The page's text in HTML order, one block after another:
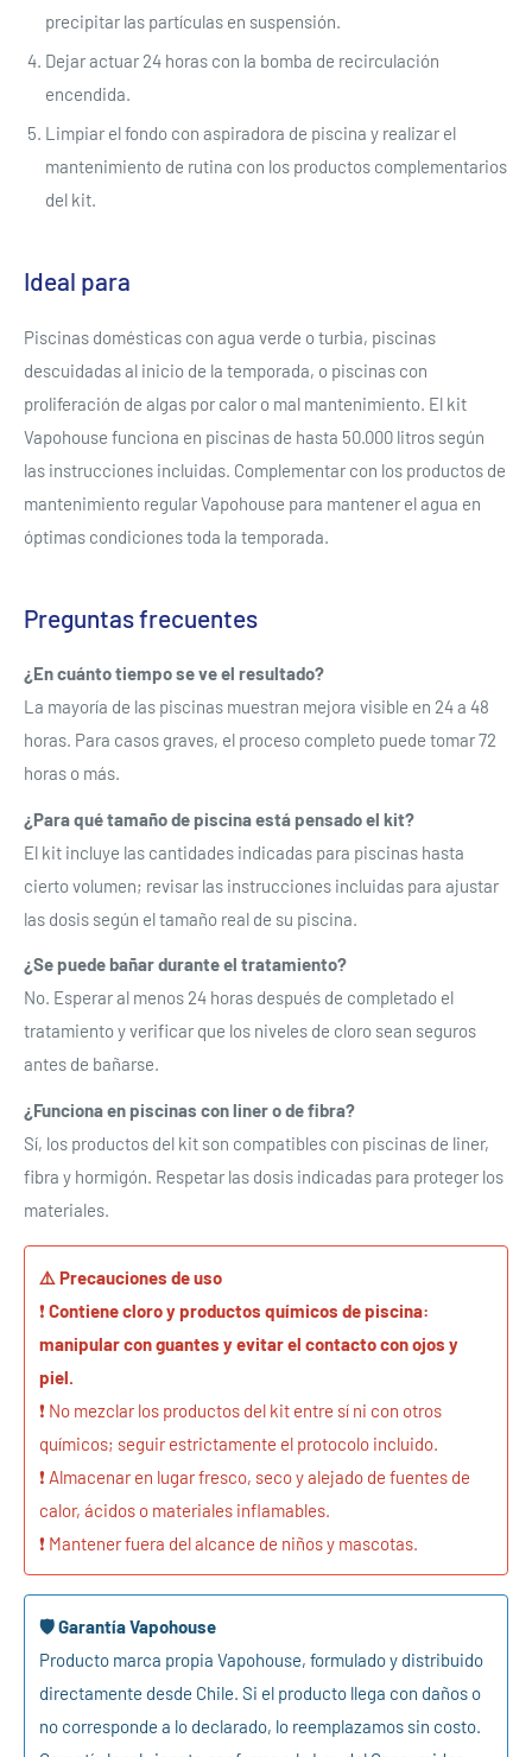
precipitar las partículas en suspensión.
Dejar actuar 24 horas con la bomba de recirculación
encendida.
Limpiar el fondo con aspiradora de piscina y realizar el
mantenimiento de rutina con los productos complementarios
del kit.
Ideal para
Piscinas domésticas con agua verde o turbia, piscinas
descuidadas al inicio de la temporada, o piscinas con
proliferación de algas por calor o mal mantenimiento. El kit
Vapohouse funciona en piscinas de hasta 50.000 litros según
las instrucciones incluidas. Complementar con los productos de
mantenimiento regular Vapohouse para mantener el agua en
óptimas condiciones toda la temporada.
Preguntas frecuentes
¿En cuánto tiempo se ve el resultado?
La mayoría de las piscinas muestran mejora visible en 24 a 48
horas. Para casos graves, el proceso completo puede tomar 72
horas o más.
¿Para qué tamaño de piscina está pensado el kit?
El kit incluye las cantidades indicadas para piscinas hasta
cierto volumen; revisar las instrucciones incluidas para ajustar
las dosis según el tamaño real de su piscina.
¿Se puede bañar durante el tratamiento?
No. Esperar al menos 24 horas después de completado el
tratamiento y verificar que los niveles de cloro sean seguros
antes de bañarse.
¿Funciona en piscinas con liner o de fibra?
Sí, los productos del kit son compatibles con piscinas de liner,
fibra y hormigón. Respetar las dosis indicadas para proteger los
materiales.
⚠️ Precauciones de uso
❗ Contiene cloro y productos químicos de piscina:
manipular con guantes y evitar el contacto con ojos y
piel.
❗ No mezclar los productos del kit entre sí ni con otros
químicos; seguir estrictamente el protocolo incluido.
❗ Almacenar en lugar fresco, seco y alejado de fuentes de
calor, ácidos o materiales inflamables.
❗ Mantener fuera del alcance de niños y mascotas.
🛡️ Garantía Vapohouse
Producto marca propia Vapohouse, formulado y distribuido
directamente desde Chile. Si el producto llega con daños o
no corresponde a lo declarado, lo reemplazamos sin costo.
Se requiere iniciar sesión
lista de deseos y ver los artículos guardados
Acceso